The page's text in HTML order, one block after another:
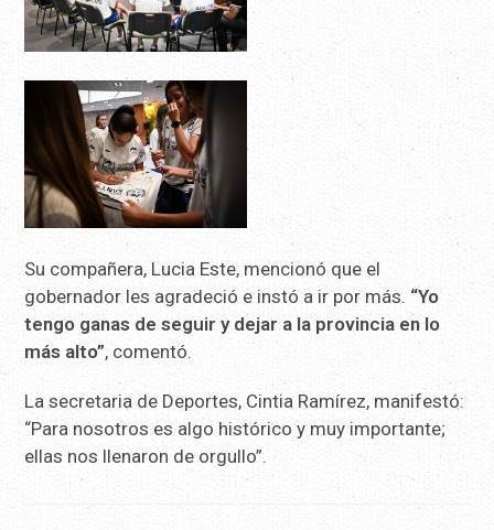
Su compañera, Lucia Este, mencionó que el
gobernador les agradeció e instó a ir por más. “Yo
tengo ganas de seguir y dejar a la provincia en lo
más alto”, comentó.
La secretaria de Deportes, Cintia Ramírez, manifestó:
“Para nosotros es algo histórico y muy importante;
ellas nos llenaron de orgullo”.